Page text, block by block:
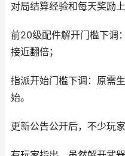
对局结算经验和每天奖励
前20级配件解开门槛下调
接近翻倍；
指派开始门槛下调：原需
始。
更新公告公开后，不少玩